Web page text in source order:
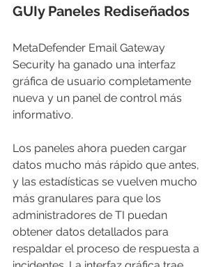
GUIy Paneles Rediseñados
MetaDefender Email Gateway
Security ha ganado una interfaz
gráfica de usuario completamente
nueva y un panel de control más
informativo.
Los paneles ahora pueden cargar
datos mucho más rápido que antes,
y las estadísticas se vuelven mucho
más granulares para que los
administradores de TI puedan
obtener datos detallados para
respaldar el proceso de respuesta a